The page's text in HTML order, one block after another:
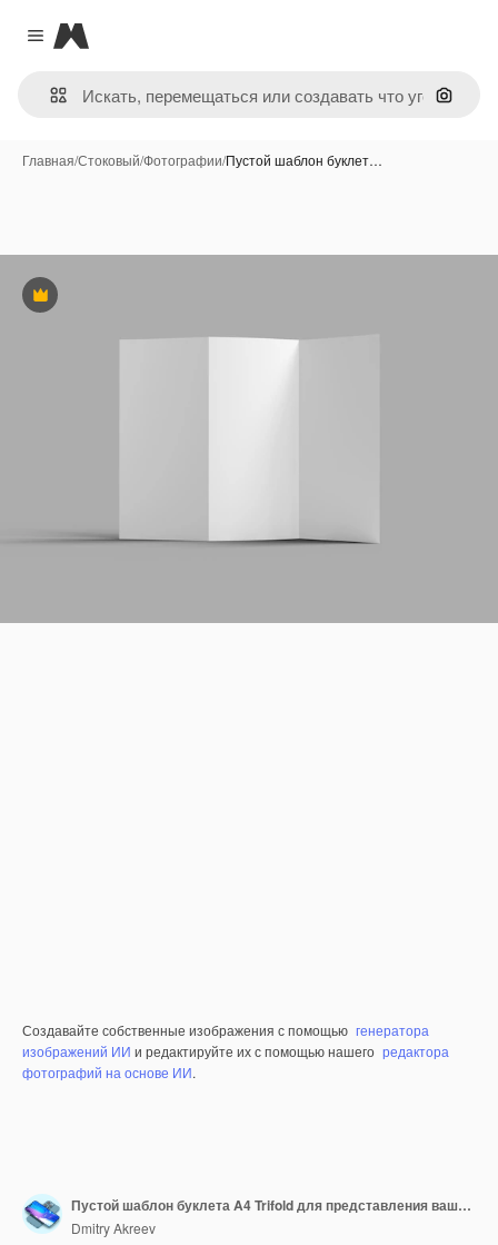
Close menu
Magnific
Поиск
Главная/Стоковый/Фотографии/Пустой шаблон буклет…
Премиум
Создавайте собственные изображения с помощью генератора
изображений ИИ и редактируйте их с помощью нашего редактора
фотографий на основе ИИ.
Пустой шаблон буклета A4 Trifold для представления вашего дизайна 3D-рендеринга
Dmitry Akreev